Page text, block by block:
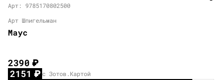
Арт: 9785170802500
Арт Шпигельман
Маус
2390₽
2151₽ с Зотов.Картой